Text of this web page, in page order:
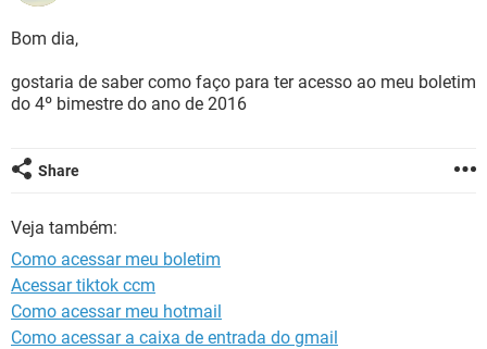
GUIA DE COMPRAS
INSTAGRAM
CELULAR
OUTLOOK
INSTAGRAM GMAIL
JOGOS
OUTLOOK
GUIA DE COMPRAS
Bom dia,
gostaria de saber como faço para ter acesso ao meu boletim
do 4º bimestre do ano de 2016
Share
Veja também:
Como acessar meu boletim
Acessar tiktok ccm
Como acessar meu hotmail
Como acessar a caixa de entrada do gmail